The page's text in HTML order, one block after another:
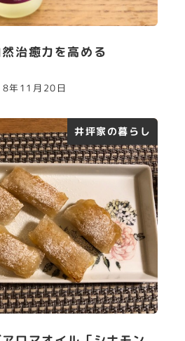
治癒力を高める
年11月20日
井坪家の暮らし